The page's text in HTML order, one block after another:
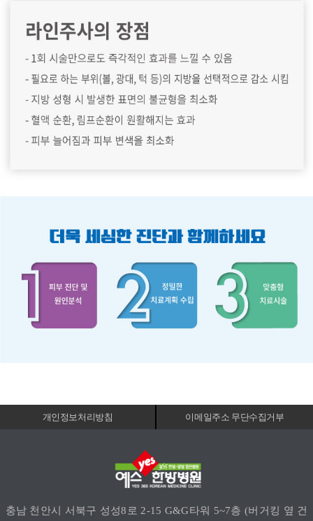
개인정보처리방침 이메일주소 무단수집거부
충남 천안시 서북구 성성8로 2-15 G&G타워 5~7층 (버거킹 옆 건